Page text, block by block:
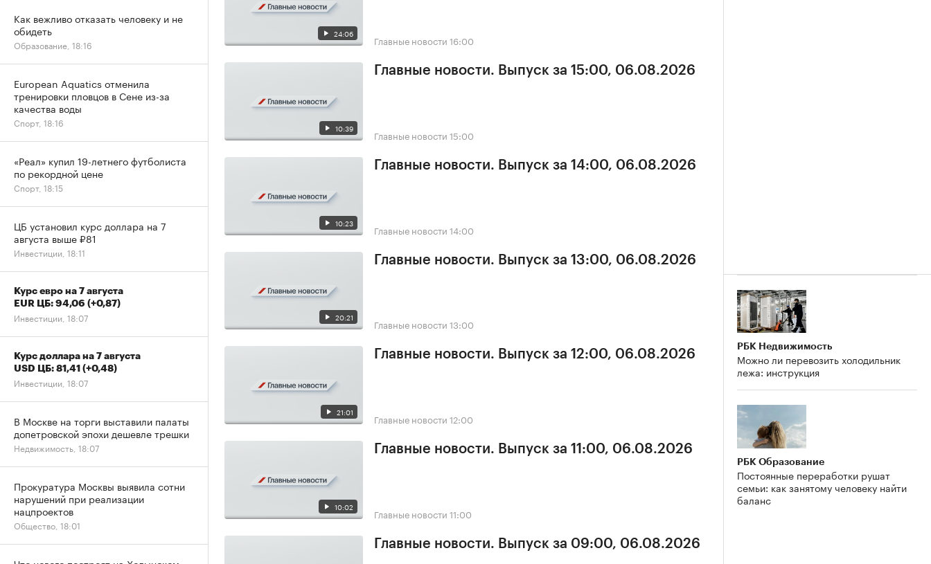
24:06 Главные новости 16:00
10:39
Главные новости. Выпуск за 15:00, 06.08.2026
Главные новости 15:00
10:23
Главные новости. Выпуск за 14:00, 06.08.2026
Главные новости 14:00
20:21
Главные новости. Выпуск за 13:00, 06.08.2026
Главные новости 13:00
21:01
Главные новости. Выпуск за 12:00, 06.08.2026
Главные новости 12:00
10:02
Главные новости. Выпуск за 11:00, 06.08.2026
Главные новости 11:00
Главные новости. Выпуск за 09:00, 06.08.2026
РБК Недвижимость
Можно ли перевозить холодильник
лежа: инструкция
РБК Образование
Постоянные переработки рушат
семьи: как занятому человеку найти
баланс
Как вежливо отказать человеку и не
обидеть
Образование, 18:16
European Aquatics отменила
тренировки пловцов в Сене из-за
качества воды
Спорт, 18:16
«Реал» купил 19-летнего футболиста
по рекордной цене
Спорт, 18:15
ЦБ установил курс доллара на 7
августа выше ₽81
Инвестиции, 18:11
Курс евро на 7 августа
EUR ЦБ: 94,06 (+0,87)
Инвестиции, 18:07
Курс доллара на 7 августа
USD ЦБ: 81,41 (+0,48)
Инвестиции, 18:07
В Москве на торги выставили палаты
допетровской эпохи дешевле трешки
Недвижимость, 18:07
Прокуратура Москвы выявила сотни
нарушений при реализации
нацпроектов
Общество, 18:01